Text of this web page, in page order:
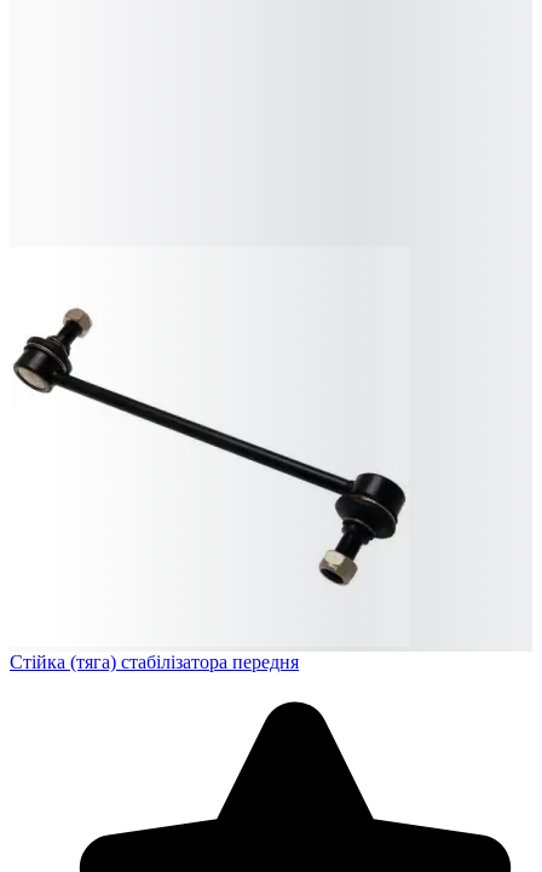
Стійка (тяга) стабілізатора передня